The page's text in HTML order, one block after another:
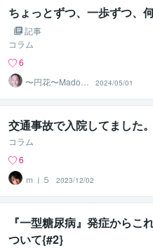
ちょっとずつ、一歩ずつ、
記事
コラム
6
〜円花〜Madok
a〜
2024/05/01
交通事故で入院してました。
コラム
6
ｍｊ５
2023/12/02
『一型糖尿病』発症からこ
ついて{#2}